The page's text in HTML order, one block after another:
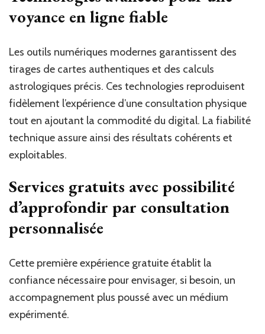
voyance en ligne fiable
Les outils numériques modernes garantissent des
tirages de cartes authentiques et des calculs
astrologiques précis. Ces technologies reproduisent
fidèlement l’expérience d’une consultation physique
tout en ajoutant la commodité du digital. La fiabilité
technique assure ainsi des résultats cohérents et
exploitables.
Services gratuits avec possibilité
d’approfondir par consultation
personnalisée
Cette première expérience gratuite établit la
confiance nécessaire pour envisager, si besoin, un
accompagnement plus poussé avec un médium
expérimenté.